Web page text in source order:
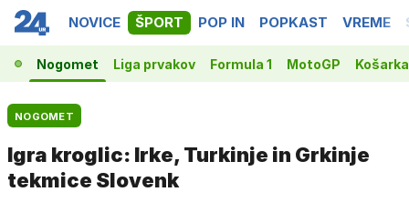
NOVICE ŠPORT POP IN POPKAST VREME
Nogomet Liga prvakov Formula 1 MotoGP Košarka
NOGOMET
Igra kroglic: Irke, Turkinje in Grkinje
tekmice Slovenk